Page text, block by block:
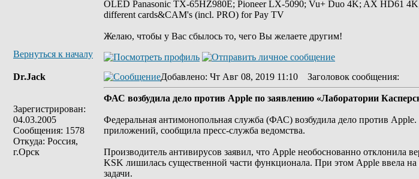
OLED Panasonic TX-65HZ980E; Pioneer LX-5090; Vu+ Duo 4K; AX HD61
different cards&CAM's (incl. PRO) for Pay TV
Желаю, чтобы у Вас сбылось то, чего Вы желаете другим!
Вернуться к началу
Dr.Jack
Зарегистрирован:
04.03.2005
Сообщения: 1578
Откуда: Россия,
г.Орск
Добавлено: Чт Авг 08, 2019 11:10 Заголовок сообщения:
ФАС возбудила дело против Apple по заявлению «Лаборатории
Федеральная антимонопольная служба (ФАС) возбудила дело против
приложений, сообщила пресс-служба ведомства.
Производитель антивирусов заявил, что Apple необоснованно отклонила
KSK лишилась существенной части функционала. При этом Аpple ввела
задачи.